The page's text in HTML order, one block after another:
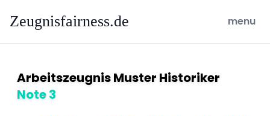
Zeugnisfairness.de open
menu
Arbeitszeugnis Muster Historiker
Note 3